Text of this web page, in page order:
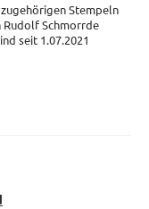
Stempeln
Rudolf Schmorrde
seit 1.07.2021